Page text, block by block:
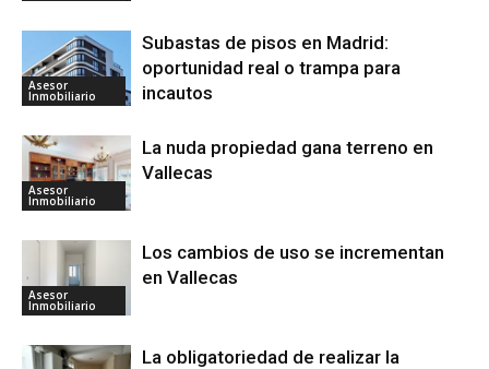
Asesor
Inmobiliario
Subastas de pisos en Madrid:
oportunidad real o trampa para
incautos
Asesor
Inmobiliario
La nuda propiedad gana terreno en
Vallecas
Asesor
Inmobiliario
Los cambios de uso se incrementan
en Vallecas
La obligatoriedad de realizar la